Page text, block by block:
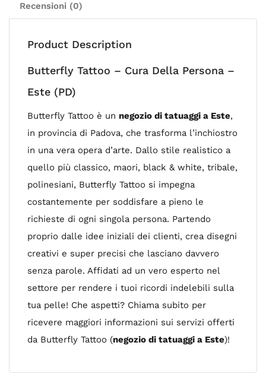
Recensioni (0)
Product Description
Butterfly Tattoo – Cura Della Persona –
Este (PD)
Butterfly Tattoo è un negozio di tatuaggi a Este,
in provincia di Padova, che trasforma l’inchiostro
in una vera opera d’arte. Dallo stile realistico a
quello più classico, maori, black & white, tribale,
polinesiani, Butterfly Tattoo si impegna
costantemente per soddisfare a pieno le
richieste di ogni singola persona. Partendo
proprio dalle idee iniziali dei clienti, crea disegni
creativi e super precisi che lasciano davvero
senza parole. Affidati ad un vero esperto nel
settore per rendere i tuoi ricordi indelebili sulla
tua pelle! Che aspetti? Chiama subito per
ricevere maggiori informazioni sui servizi offerti
da Butterfly Tattoo (negozio di tatuaggi a Este)!